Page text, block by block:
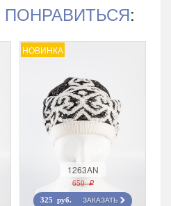
ПОНРАВИТЬСЯ:
НОВИНКА
1263AN
650 r
325 руб. ЗАКАЗАТЬ